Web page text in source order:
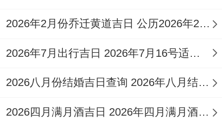
择吉不仅择日，择时也能增祥瑞。一日在...
标记宝宝如朝日般充斥活力跟希望.
午时（11：00-12:59）：日正当空，能量充
2026年2月份乔迁黄道吉日 公历2026年2月份乔迁吉日
2026年7月出行吉日 2026年7月16号适合出门吗
2026八月份结婚吉日查询 2026年八月结婚的黄道吉日
2026四月满月酒吉日 2026年四月满月酒哪天日子好